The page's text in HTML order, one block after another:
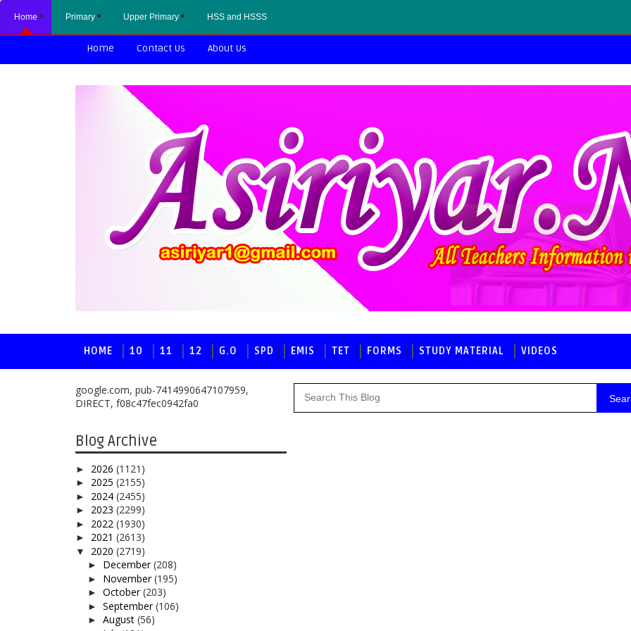
Home Primary Upper Primary HSS and HSSS
Home Contact Us About Us
HOME 10 11 12 G.O SPD EMIS TET FORMS STUDY MATERIAL VIDEOS
google.com, pub-7414990647107959,
DIRECT, f08c47fec0942fa0
Blog Archive
► 2026 (1121)
► 2025 (2155)
► 2024 (2455)
► 2023 (2299)
► 2022 (1930)
► 2021 (2613)
▼ 2020 (2719)
► December(208)
► November(195)
► October(203)
► September(106)
► August (56)